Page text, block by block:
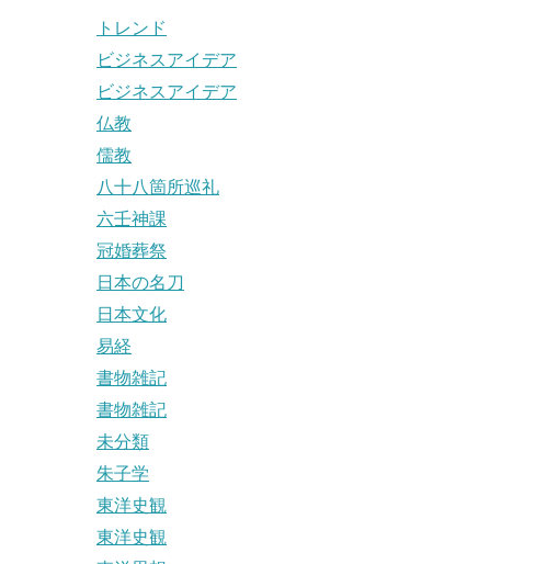
トレンド
ビジネスアイデア
ビジネスアイデア
仏教
儒教
八十八箇所巡礼
六壬神課
冠婚葬祭
日本の名刀
日本文化
易経
書物雑記
書物雑記
未分類
朱子学
東洋史観
東洋史観